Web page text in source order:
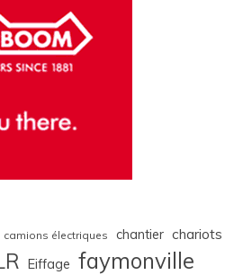
camions électriques chantier chariots
Eiffage faymonville